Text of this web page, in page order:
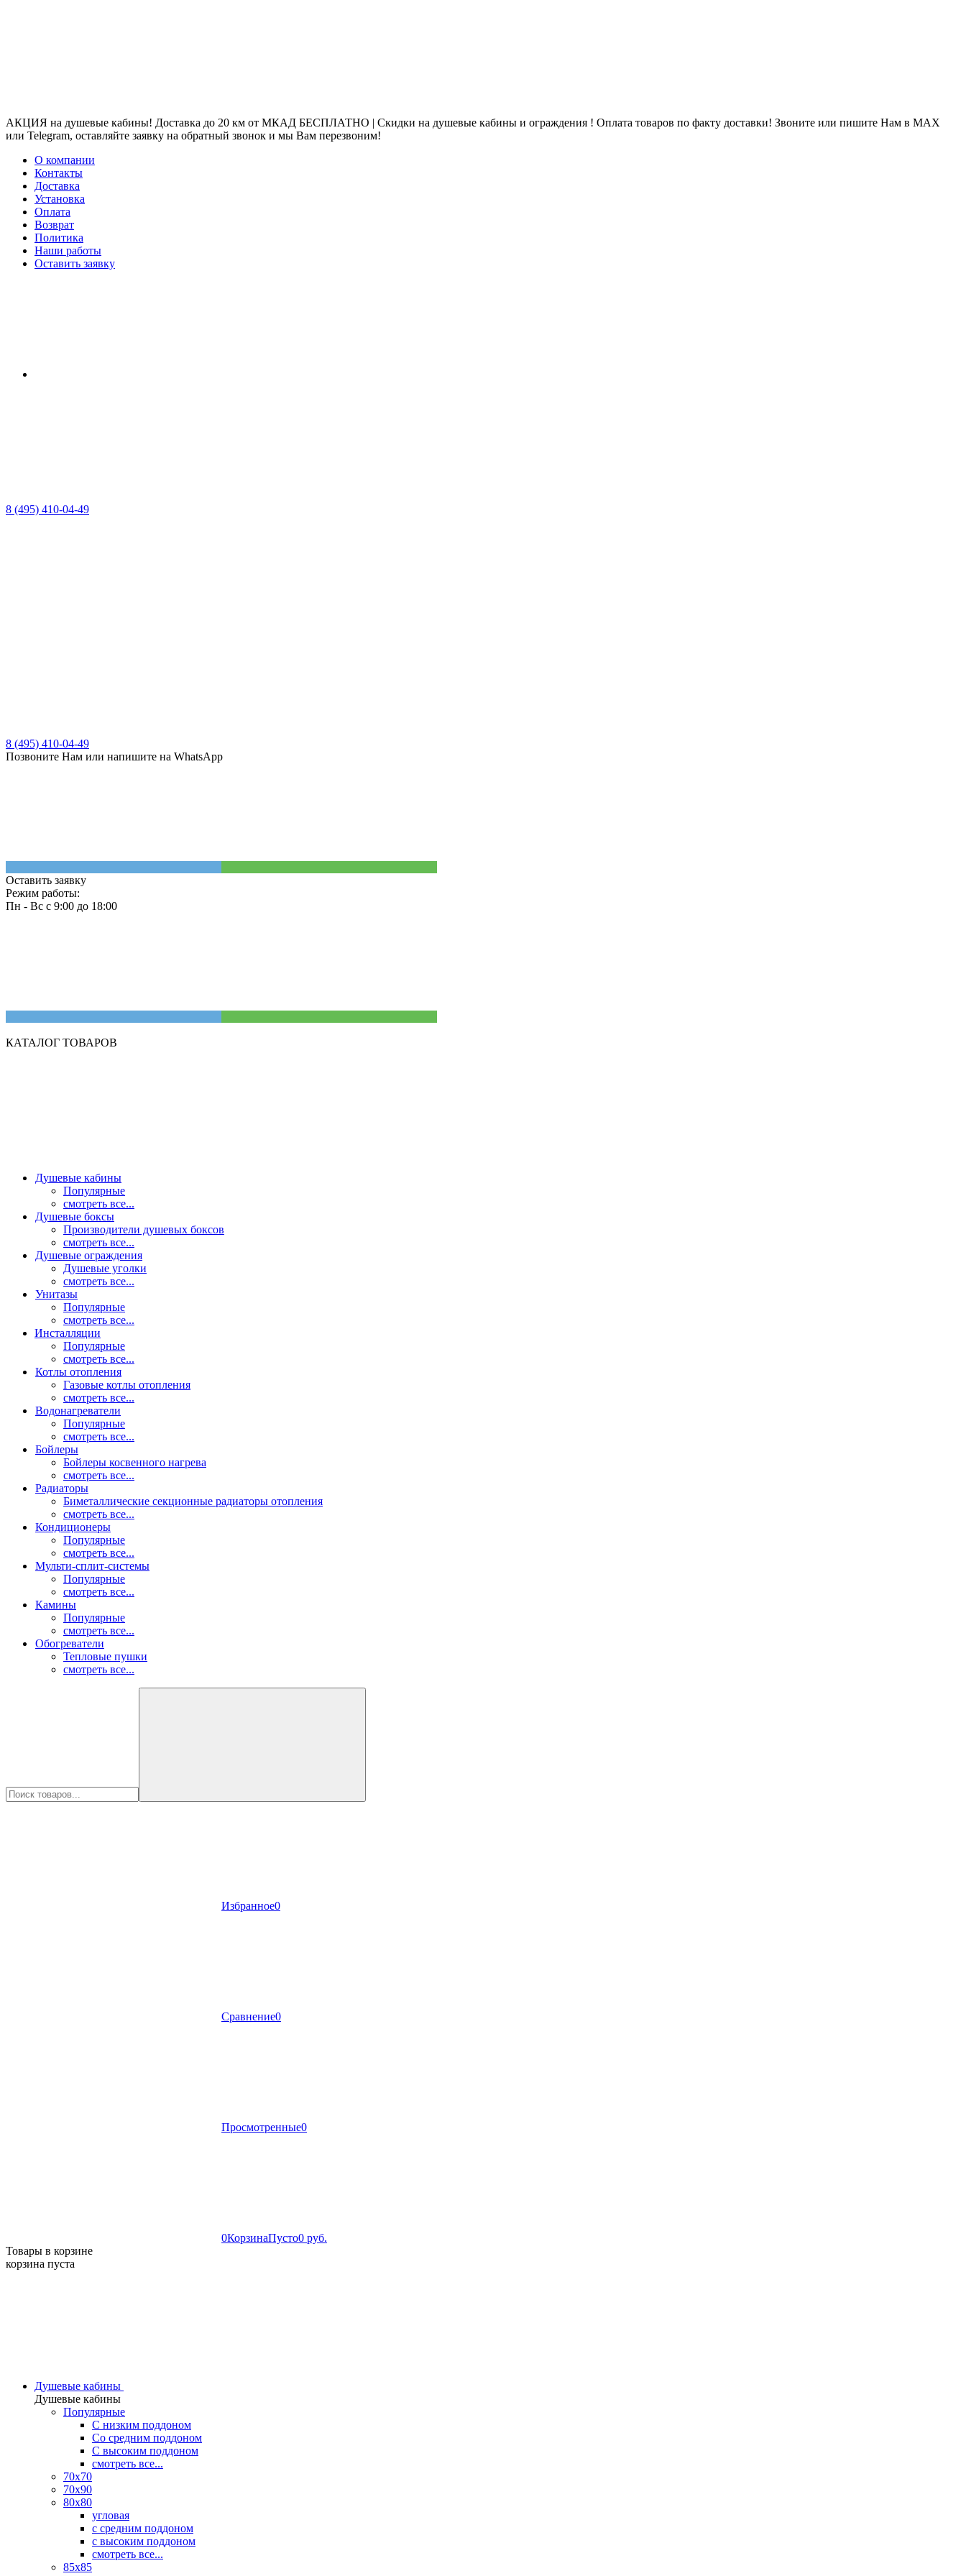
АКЦИЯ на душевые кабины! Доставка до 20 км от МКАД БЕСПЛАТНО | Скидки на душевые кабины и ограждения ! Оплата товаров по факту доставки! Звоните или пишите Нам в MAX
или Telegram, оставляйте заявку на обратный звонок и мы Вам перезвоним!
О компании
Контакты
Доставка
Установка
Оплата
Возврат
Политика
Наши работы
Оставить заявку
8 (495) 410-04-49
8 (495) 410-04-49
Позвоните Нам или напишите на WhatsApp
Оставить заявку
Режим работы:
Пн - Вс с 9:00 до 18:00
КАТАЛОГ ТОВАРОВ
Душевые кабины
Популярные
смотреть все...
Душевые боксы
Производители душевых боксов
смотреть все...
Душевые ограждения
Душевые уголки
смотреть все...
Унитазы
Популярные
смотреть все...
Инсталляции
Популярные
смотреть все...
Котлы отопления
Газовые котлы отопления
смотреть все...
Водонагреватели
Популярные
смотреть все...
Бойлеры
Бойлеры косвенного нагрева
смотреть все...
Радиаторы
Биметаллические секционные радиаторы отопления
смотреть все...
Кондиционеры
Популярные
смотреть все...
Мульти-сплит-системы
Популярные
смотреть все...
Камины
Популярные
смотреть все...
Обогреватели
Тепловые пушки
смотреть все...
Избранное0
Сравнение0
Просмотренные0
0КорзинаПусто0 руб.
Товары в корзине
корзина пуста
Душевые кабины
Душевые кабины
Популярные
C низким поддоном
Со средним поддоном
С высоким поддоном
смотреть все...
70х70
70х90
80х80
угловая
с средним поддоном
с высоким поддоном
смотреть все...
85х85